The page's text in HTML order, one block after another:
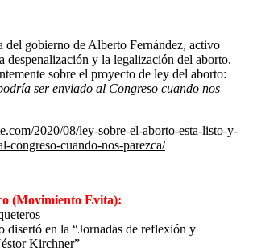
del gobierno de Alberto Fernández, activo
despenalización y la legalización del aborto.
sobre el proyecto de ley del aborto:
ser enviado al Congreso cuando nos
2020/08/ley-sobre-el-aborto-esta-listo-y-
congreso-cuando-nos-parezca/
(Movimiento Evita):
disertó en la “Jornadas de reflexión y
Kirchner”